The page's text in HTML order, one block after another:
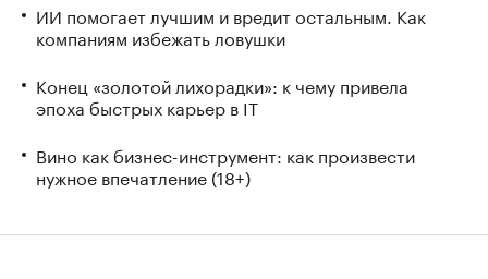
ИИ помогает лучшим и вредит остальным. Как
компаниям избежать ловушки
Конец «золотой лихорадки»: к чему привела
эпоха быстрых карьер в IT
Вино как бизнес-инструмент: как произвести
нужное впечатление (18+)